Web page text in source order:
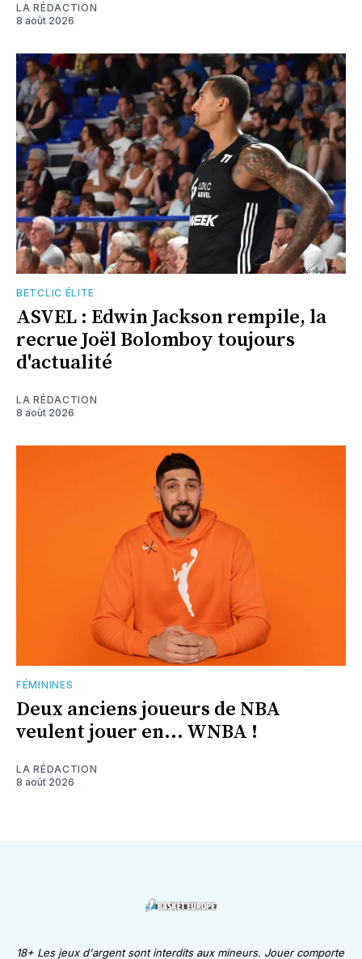
LA RÉDACTION
8 août 2026
BETCLIC ÉLITE
ASVEL : Edwin Jackson rempile, la
recrue Joël Bolomboy toujours
d'actualité
LA RÉDACTION
8 août 2026
FÉMININES
Deux anciens joueurs de NBA
veulent jouer en... WNBA !
LA RÉDACTION
8 août 2026
18+ Les jeux d'argent sont interdits aux mineurs. Jouer comporte